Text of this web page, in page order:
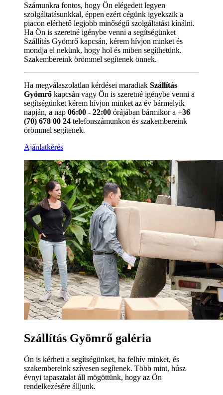
Számunkra fontos, hogy Ön elégedett legyen
szolgáltatásunkkal, éppen ezért cégünk igyekszik a
piacon elérhető legjobb minőségű szolgáltatást kínálni.
Ha Ön is szeretné igénybe venni a segítségünket
Szállítás Gyömrő kapcsán, kérem hívjon minket és
mondja el nekünk, hogy hol és miben segíthetünk.
Szakembereink örömmel segítenek önnek.
Ha megválaszolatlan kérdései maradtak Szállítás
Gyömrő kapcsán vagy Ön is szeretné igénybe venni a
segítségünket kérem hívjon minket az év bármelyik
napján, a nap 06:00 - 22:00 órájában bármikor a +36
(70) 678 00 24 telefonszámunkon és szakembereink
örömmel segítenek.
Ajánlatkérés
Szállítás Gyömrő galéria
Ön is kérheti a segítségünket, ha felhív minket, és
szakembereink szívesen segítenek. Több mint, húsz
évnyi tapasztalat áll mögöttünk, hogy az Ön
rendelkezésére álljunk.